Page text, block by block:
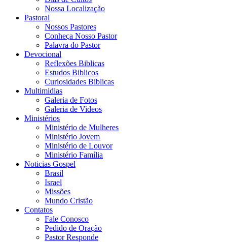
Nossa Localização
Pastoral
Nossos Pastores
Conheça Nosso Pastor
Palavra do Pastor
Devocional
Reflexões Biblicas
Estudos Biblicos
Curiosidades Biblicas
Multimidias
Galeria de Fotos
Galeria de Videos
Ministérios
Ministério de Mulheres
Ministério Jovem
Ministério de Louvor
Ministério Família
Noticias Gospel
Brasil
Israel
Missões
Mundo Cristão
Contatos
Fale Conosco
Pedido de Oração
Pastor Responde